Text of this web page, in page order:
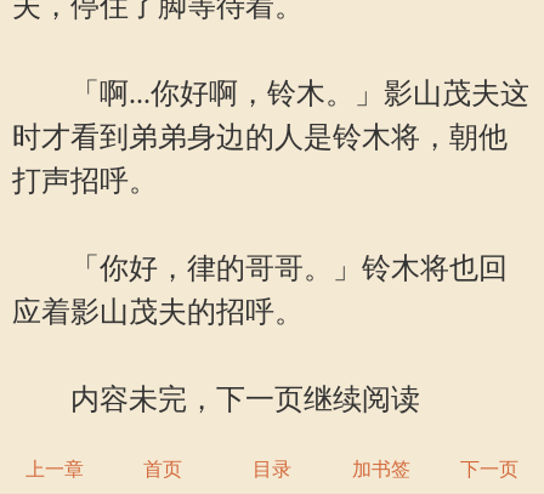
「啊...你好啊，铃木。」影山茂夫这
时才看到弟弟身边的人是铃木将，朝他
打声招呼。
「你好，律的哥哥。」铃木将也回
应着影山茂夫的招呼。
内容未完，下一页继续阅读
上一章 首页 目录 加书签 下一页